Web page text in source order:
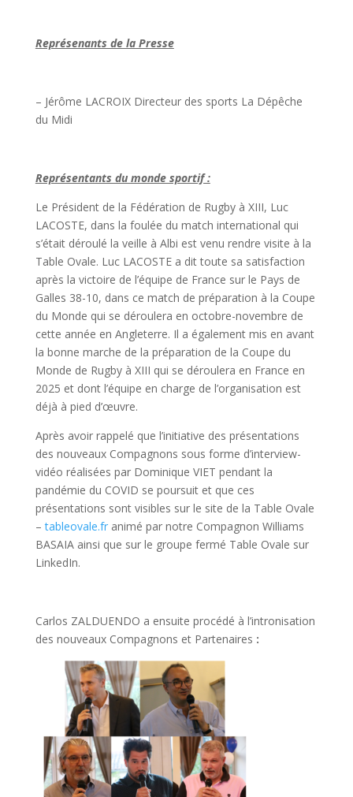
Représenants de la Presse
– Jérôme LACROIX Directeur des sports La Dépêche
du Midi
Représentants du monde sportif :
Le Président de la Fédération de Rugby à XIII, Luc
LACOSTE, dans la foulée du match international qui
s’était déroulé la veille à Albi est venu rendre visite à la
Table Ovale. Luc LACOSTE a dit toute sa satisfaction
après la victoire de l’équipe de France sur le Pays de
Galles 38-10, dans ce match de préparation à la Coupe
du Monde qui se déroulera en octobre-novembre de
cette année en Angleterre. Il a également mis en avant
la bonne marche de la préparation de la Coupe du
Monde de Rugby à XIII qui se déroulera en France en
2025 et dont l’équipe en charge de l’organisation est
déjà à pied d’œuvre.
Après avoir rappelé que l’initiative des présentations
des nouveaux Compagnons sous forme d’interview-
vidéo réalisées par Dominique VIET pendant la
pandémie du COVID se poursuit et que ces
présentations sont visibles sur le site de la Table Ovale
–tableovale.franimé par notre Compagnon Williams
BASAIA ainsi que sur le groupe fermé Table Ovale sur
LinkedIn.
Carlos ZALDUENDO a ensuite procédé à l’intronisation
des nouveaux Compagnons et Partenaires :